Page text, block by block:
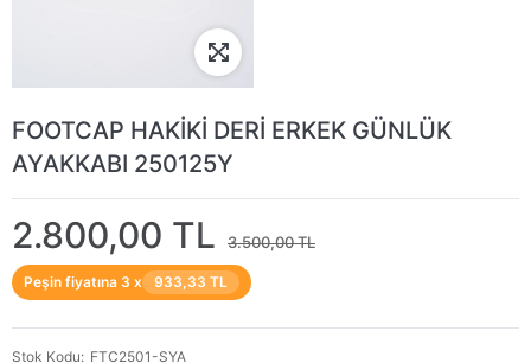
FOOTCAP HAKİKİ DERİ ERKEK GÜNLÜK
AYAKKABI 250125Y
2.800,00 TL 3.500,00 TL
Peşin fiyatına 3 x 933,33 TL
Stok Kodu
FTC2501-SYA